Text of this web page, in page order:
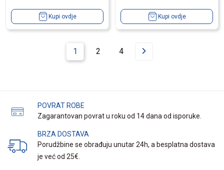
Kupi ovdje Kupi ovdje
1 2 4
POVRAT ROBE
Zagarantovan povrat u roku od 14 dana od isporuke.
BRZA DOSTAVA
Porudžbine se obrađuju unutar 24h, a besplatna dostava
je već od 25€.